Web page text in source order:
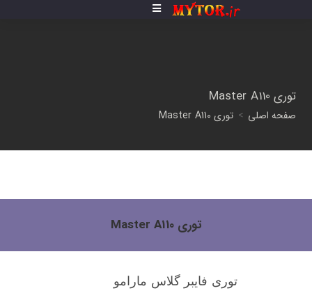
توری Master A110
صفحه اصلی > توری Master A110
توری Master A110
توری فایبر گلاس مارامو